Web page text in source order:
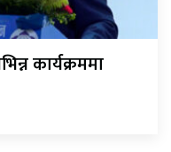
कार्यक्रममा